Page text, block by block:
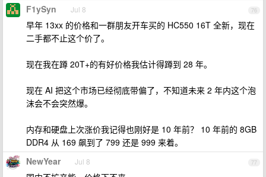
76
F1ySyn Jul 8
早年 13xx 的价格和一群朋友开车买的 HC550 16T 全新，现在
二手都不止这个价了。
现在我在蹲 20T+的有好价格我估计得蹲到 28 年。
现在 AI 把这个市场已经彻底带偏了，不知道未来 2 年内这个泡
沫会不会突然爆。
内存和硬盘上次涨价我记得也刚好是 10 年前？ 10 年前的 8GB
DDR4 从 169 飙到了 799 还是 999 来着。
77
NewYear Jul 8